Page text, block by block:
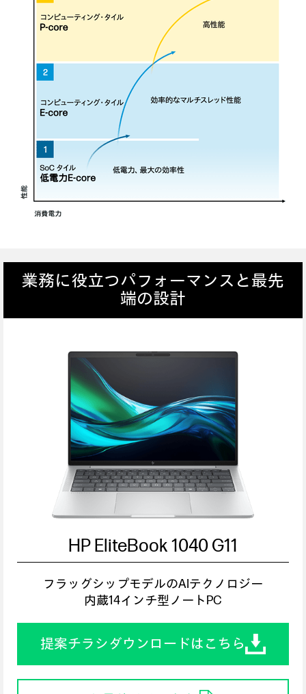
業務に役立つパフォーマンスと最先
端の設計
HP EliteBook 1040 G11
フラッグシップモデルのAIテクノロジー
内蔵14インチ型ノートPC
提案チラシダウンロードはこちら